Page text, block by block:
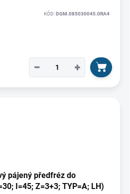
KÓD: DGM.085030045.0RA4
+
−
pájený předfréz do
I=45; Z=3+3; TYP=A; LH)